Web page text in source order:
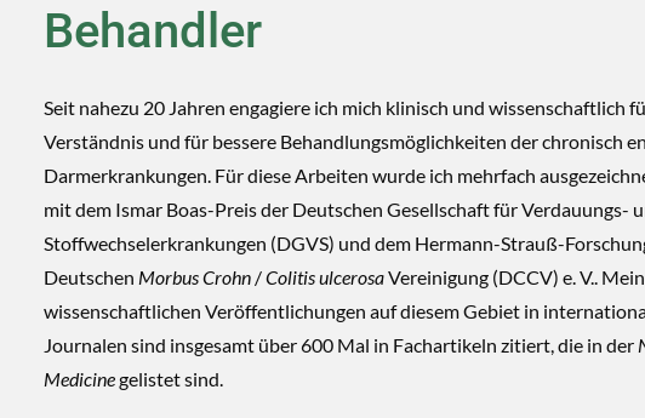
Behandler
Seit nahezu 20 Jahren engagiere ich mich klinisch und wissenschaftlich
Verständnis und für bessere Behandlungsmöglichkeiten der chronisch
Darmerkrankungen. Für diese Arbeiten wurde ich mehrfach
mit dem Ismar Boas-Preis der Deutschen Gesellschaft für Verdauungs-
Stoffwechselerkrankungen (DGVS) und dem Hermann-Strauß-
Deutschen Morbus Crohn /Colitis ulcerosaVereinigung (DCCV) e. V..
wissenschaftlichen Veröffentlichungen auf diesem Gebiet in
Journalen sind insgesamt über 600 Mal in Fachartikeln zitiert, die in der
Medicinegelistet sind.